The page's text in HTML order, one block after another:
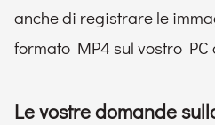
anche di registrare le
formato MP4 sul vostro PC
Le vostre domande